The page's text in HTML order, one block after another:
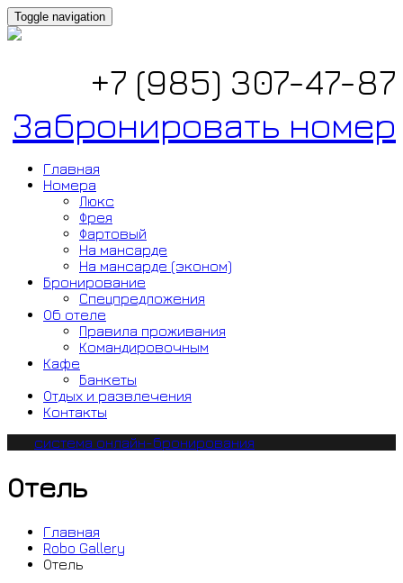
Toggle navigation
+7 (985) 307-47-87
Забронировать номер
Главная
Номера
Люкс
Фрея
Фартовый
На мансарде
На мансарде (эконом)
Бронирование
Спецпредложения
Об отеле
Правила проживания
Командировочным
Кафе
Банкеты
Отдых и развлечения
Контакты
система онлайн-бронирования
Отель
Главная
Robo Gallery
Отель